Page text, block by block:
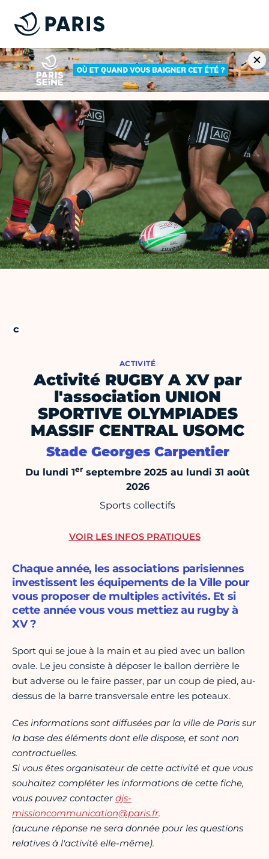
ACTIVITÉ
Activité RUGBY A XV par
l'association UNION
SPORTIVE OLYMPIADES
MASSIF CENTRAL USOMC
Stade Georges Carpentier
Du lundi 1er septembre 2025 au lundi 31 août
2026
Sports collectifs
Chaque année, les associations parisiennes
investissent les équipements de la Ville pour
vous proposer de multiples activités. Et si
cette année vous vous mettiez au rugby à
XV ?
Sport qui se joue à la main et au pied avec un ballon
ovale. Le jeu consiste à déposer le ballon derrière le
but adverse ou le faire passer, par un coup de pied, au-
dessus de la barre transversale entre les poteaux.
Ces informations sont diffusées par la ville de Paris sur
la base des éléments dont elle dispose, et sont non
contractuelles.
Si vous êtes organisateur de cette activité et que vous
souhaitez compléter les informations de cette fiche,
vous pouvez contacterdjs-
missioncommunication@paris.fr.
(aucune réponse ne sera donnée pour les questions
relatives à l'activité elle-même).
VOIR LES INFOS PRATIQUES